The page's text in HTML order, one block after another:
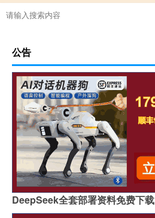
公告
DeepSeek全套部署资料免费下载